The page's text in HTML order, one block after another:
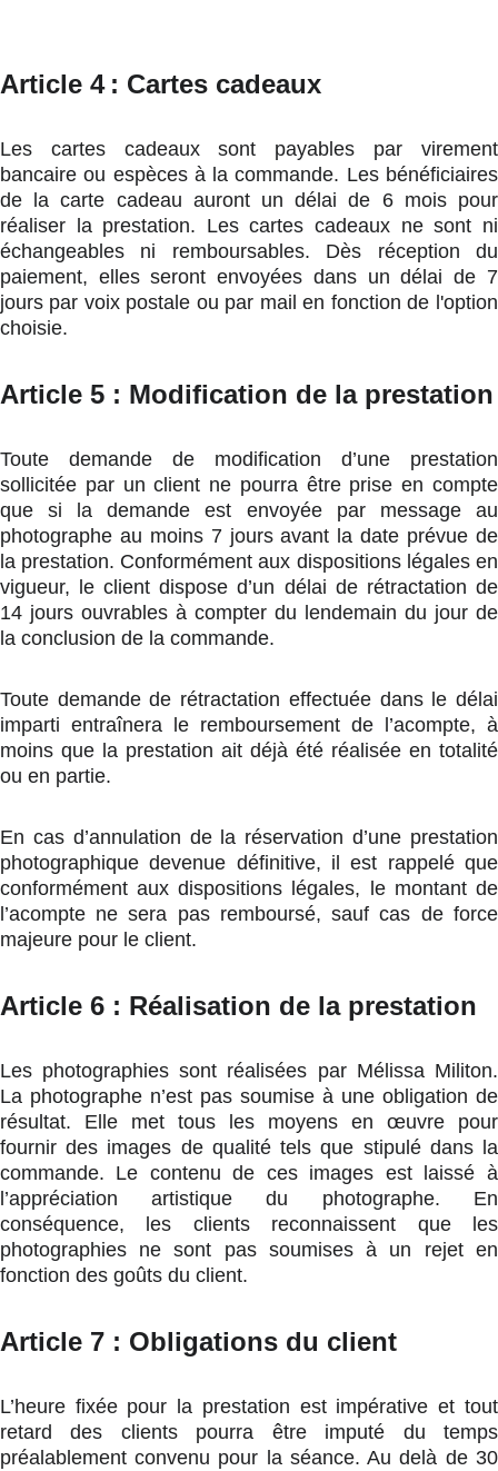
Article 4 : Cartes cadeaux
Les cartes cadeaux sont payables par virement
bancaire ou espèces à la commande. Les bénéficiaires
de la carte cadeau auront un délai de 6 mois pour
réaliser la prestation. Les cartes cadeaux ne sont ni
échangeables ni remboursables. Dès réception du
paiement, elles seront envoyées dans un délai de 7
jours par voix postale ou par mail en fonction de l'option
choisie.
Article 5 : Modification de la prestation
Toute demande de modification d’une prestation
sollicitée par un client ne pourra être prise en compte
que si la demande est envoyée par message au
photographe au moins 7 jours avant la date prévue de
la prestation. Conformément aux dispositions légales en
vigueur, le client dispose d’un délai de rétractation de
14 jours ouvrables à compter du lendemain du jour de
la conclusion de la commande.
Toute demande de rétractation effectuée dans le délai
imparti entraînera le remboursement de l’acompte, à
moins que la prestation ait déjà été réalisée en totalité
ou en partie.
En cas d’annulation de la réservation d’une prestation
photographique devenue définitive, il est rappelé que
conformément aux dispositions légales, le montant de
l’acompte ne sera pas remboursé, sauf cas de force
majeure pour le client.
Article 6 : Réalisation de la prestation
Les photographies sont réalisées par Mélissa Militon.
La photographe n’est pas soumise à une obligation de
résultat. Elle met tous les moyens en œuvre pour
fournir des images de qualité tels que stipulé dans la
commande. Le contenu de ces images est laissé à
l’appréciation artistique du photographe. En
conséquence, les clients reconnaissent que les
photographies ne sont pas soumises à un rejet en
fonction des goûts du client.
Article 7 : Obligations du client
L’heure fixée pour la prestation est impérative et tout
retard des clients pourra être imputé du temps
préalablement convenu pour la séance. Au delà de 30